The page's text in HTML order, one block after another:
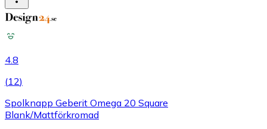
4.8
(12)
Spolknapp Geberit Omega 20 Square
Blank/Mattförkromad